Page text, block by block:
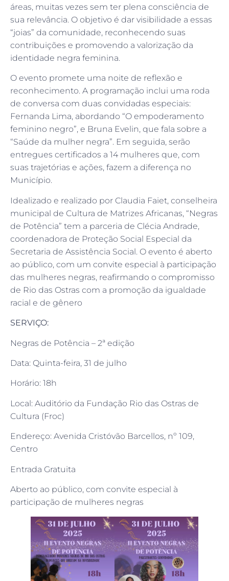
áreas, muitas vezes sem ter plena consciência de
sua relevância. O objetivo é dar visibilidade a essas
“joias” da comunidade, reconhecendo suas
contribuições e promovendo a valorização da
identidade negra feminina.
O evento promete uma noite de reflexão e
reconhecimento. A programação inclui uma roda
de conversa com duas convidadas especiais:
Fernanda Lima, abordando “O empoderamento
feminino negro”, e Bruna Evelin, que fala sobre a
“Saúde da mulher negra”. Em seguida, serão
entregues certificados a 14 mulheres que, com
suas trajetórias e ações, fazem a diferença no
Município.
Idealizado e realizado por Claudia Faiet, conselheira
municipal de Cultura de Matrizes Africanas, “Negras
de Potência” tem a parceria de Clécia Andrade,
coordenadora de Proteção Social Especial da
Secretaria de Assistência Social. O evento é aberto
ao público, com um convite especial à participação
das mulheres negras, reafirmando o compromisso
de Rio das Ostras com a promoção da igualdade
racial e de gênero
SERVIÇO:
Negras de Potência – 2ª edição
Data: Quinta-feira, 31 de julho
Horário: 18h
Local: Auditório da Fundação Rio das Ostras de
Cultura (Froc)
Endereço: Avenida Cristóvão Barcellos, nº 109,
Centro
Entrada Gratuita
Aberto ao público, com convite especial à
participação de mulheres negras